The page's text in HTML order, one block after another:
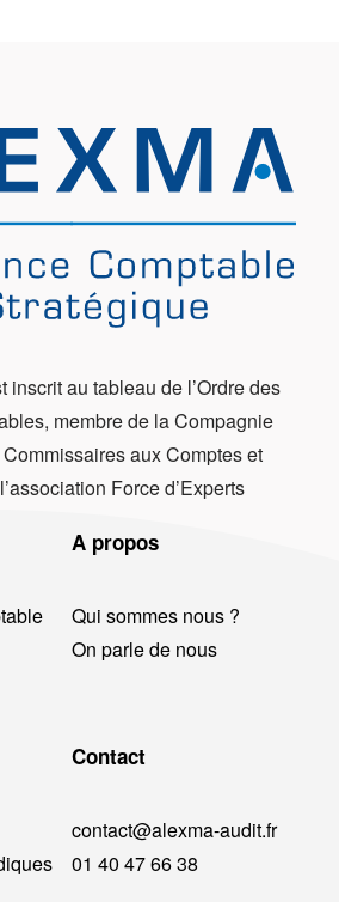
inscrit au tableau de l’Ordre des
membre de la Compagnie
aux Comptes et
Force d’Experts
A propos
Qui sommes nous ?
On parle de nous
Contact
contact@alexma-audit.fr
01 40 47 66 38